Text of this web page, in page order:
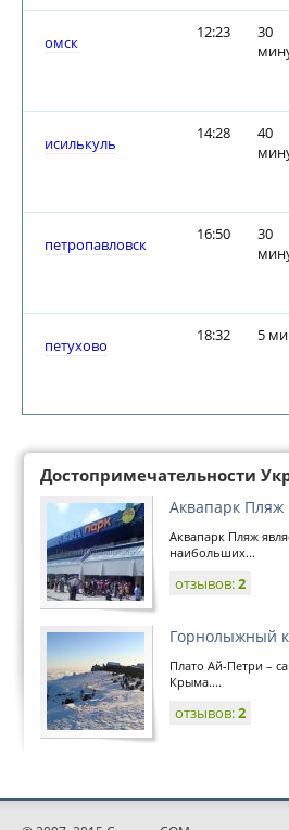
омск
12:23
30
исилькуль
14:28
40
петропавловск
16:50
30
петухово
18:32 5
Достопримечательности
Аквапарк Пляж
Аквапарк Пляж
наибольших...
отзывов:2
Горнолыжный
Плато Ай-Петри –
Крыма....
отзывов:2